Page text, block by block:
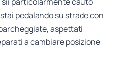
pedalando su strade con
aspettati
a cambiare posizione